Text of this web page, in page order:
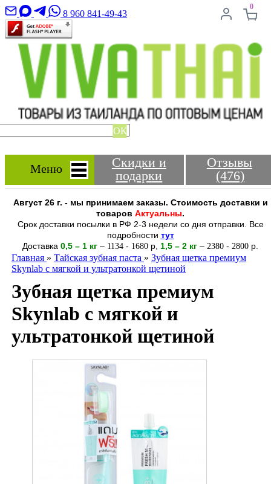
8 960 841-49-43
0
ОК
Меню
Скидки и
подарки
Отзывы
(476)
Август 26 г. - мы принимаем заказы. Стоимость доставки и
товаров Актуальны.
Срок доставки посылки в РФ 2-3 недели со дня отправки. Все
подробности тут
Доставка 0,5 – 1 кг – 1134 - 1680 р 1,5 – 2 кг – 2380 - 2800 р.
Главная » Тайская зубная паста » Зубная щетка премиум
Skynlab с мягкой и ультратонкой щетиной
Зубная щетка премиум
Skynlab с мягкой и
ультратонкой щетиной